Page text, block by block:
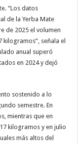
“Los datos
de la Yerba Mate
de 2025 el volumen
señala el
anual superó
en 2024 y dejó
sostenido a lo
semestre. En
mientras que en
kilogramos y en julio
más altos del